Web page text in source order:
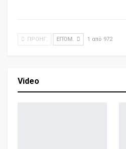
ΠΡΟΗΓ. ΕΠΌΜ. 1 από 972
Video